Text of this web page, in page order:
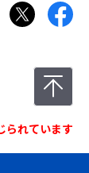
られています